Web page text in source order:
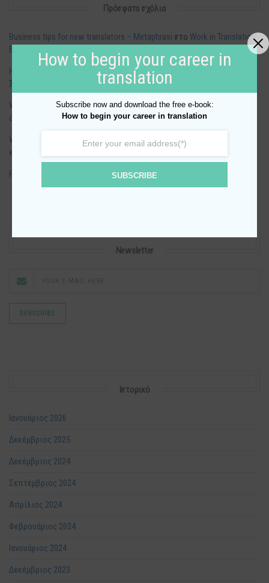
Πρόσφατα σχόλια
Business tips for new translators – Metaphrasi στο Work in Translation
Basic Tools #1
How to spend the perfect day-off surfing - Island Diaries
Συνάντηση Ελληνόφωνων Μεταφρασεολόγων
Weekly translation favorites (Oct 30-Nov 7)στοΜετάφραση – μια
άσκηση ισορροπίας σε τεντωμένο σκοινί
Weekly translation favorites (Mar 3-9)στοΤο πρόβλημα με την
επιμόρφωση των μεταφραστών
Foteini
Το πρόβλημα με την επιμόρφωση των μεταφραστών
Newsletter
Ιστορικό
Ιανουάριος 2026
Δεκέμβριος 2025
Δεκέμβριος 2024
Σεπτέμβριος 2024
Απρίλιος 2024
Φεβρουάριος 2024
Ιανουάριος 2024
Δεκέμβριος 2023
How to begin your career in
translation
Subscribe now and download the free e-book:
How to begin your career in translation
SUBSCRIBE